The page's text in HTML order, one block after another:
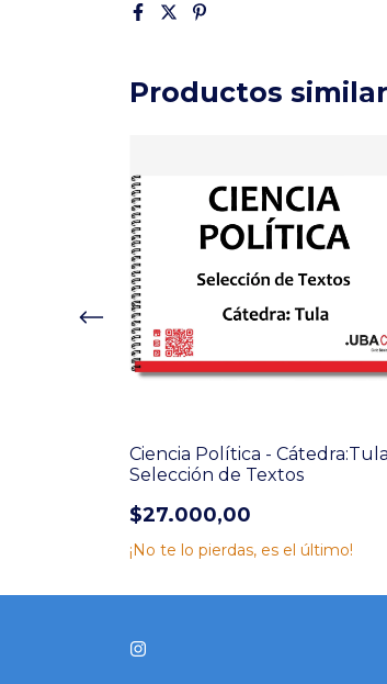
Productos
Ciencia Política -
Selección de Textos
$27.000,00
¡No te lo pierdas, es el último!